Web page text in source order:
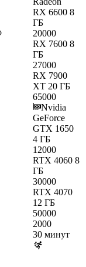
RX 6600 8
ГБ
20000
RX 7600 8
ГБ
27000
RX 7900
XT 20 ГБ
65000
Nvidia
GeForce
GTX 1650
4 ГБ
12000
RTX 4060 8
ГБ
30000
RTX 4070
12 ГБ
50000
2000
30 минут